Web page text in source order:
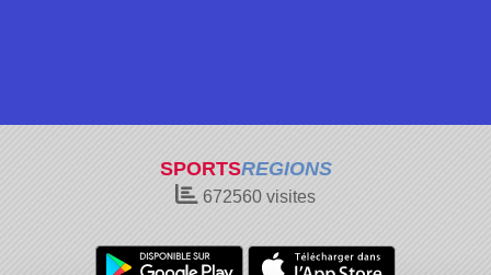
SPORTSREGIONS
672560 visites